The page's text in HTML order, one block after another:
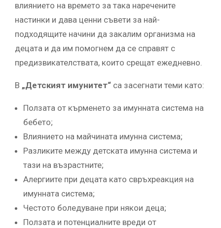
влиянието на времето за така наречените
настинки и дава ценни съвети за най-
подходящите начини да закалим организма на
децата и да им помогнем да се справят с
предизвикателствата, които срещат ежедневно.
В „Детският имунитет“ са засегнати теми като:
Ползата от кърменето за имунната система на
бебето;
Влиянието на майчината имунна система;
Разликите между детската имунна система и
тази на възрастните;
Алергиите при децата като свръхреакция на
имунната система;
Честото боледуване при някои деца;
Ползата и потенциалните вреди от